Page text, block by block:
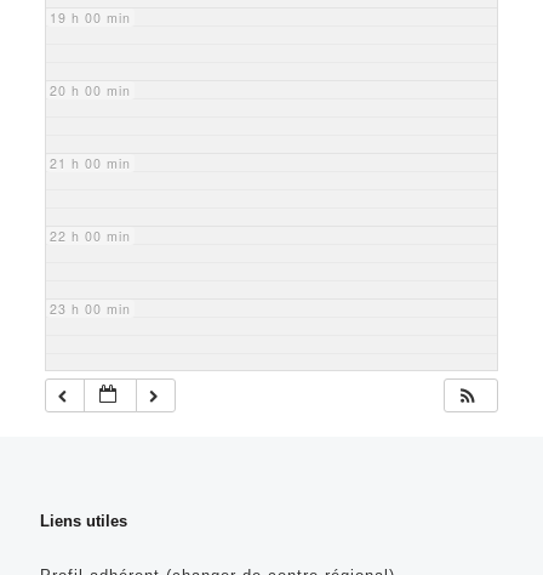
19 h 00 min
20 h 00 min
21 h 00 min
22 h 00 min
23 h 00 min
Liens utiles